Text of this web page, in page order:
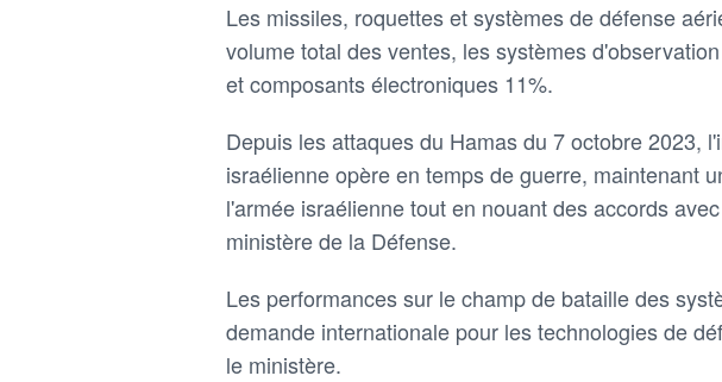
Les missiles, roquettes et ​systèmes de défense
volume total des ⁠ventes, les systèmes
et composants électroniques 11%.
Depuis les attaques du Hamas du ⁠7 octobre 2023,
israélienne opère en temps ⁠de guerre, maintenant
l'armée israélienne ‌tout en nouant des accords
ministère de la Défense.
Les performances ⁠sur le ‌champ de bataille des
​demande internationale pour les technologies ‌de
le ministère.